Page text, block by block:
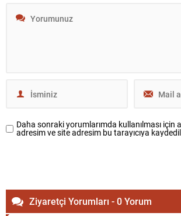
Daha sonraki yorumlarımda kullanılması için
adresim ve site adresim bu tarayıcıya
Ziyaretçi Yorumları - 0 Yorum